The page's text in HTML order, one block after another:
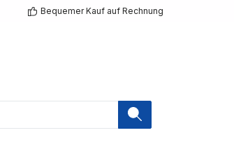
Bequemer Kauf auf Rechnung